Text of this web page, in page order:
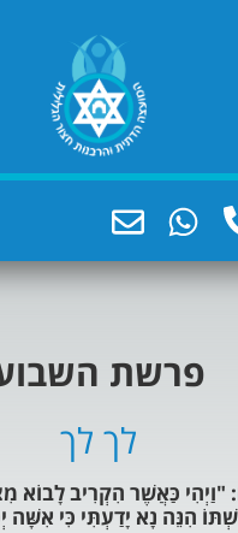
השבוע
לָבוֹא מִצְרָיְמָה וַיֹּאמֶר
כִּי אִשָּׁה יְפַת מַרְאֶה